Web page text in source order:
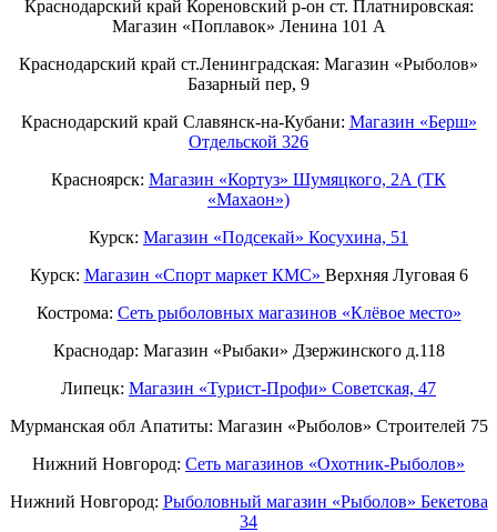
Краснодарский край Кореновский р-он ст. Платнировская:
Магазин «Поплавок» Ленина 101 А
Краснодарский край ст.Ленинградская: Магазин «Рыболов»
Базарный пер, 9
Краснодарский край Славянск-на-Кубани: Магазин «Берш»
Отдельской 326
Красноярск: Магазин «Кортуз» Шумяцкого, 2А (ТК
«Махаон»)
Курск: Магазин «Подсекай» Косухина, 51
Курск: Магазин «Спорт маркет КМС» Верхняя Луговая 6
Кострома: Сеть рыболовных магазинов «Клёвое место»
Краснодар: Магазин «Рыбаки» Дзержинского д.118
Липецк: Магазин «Турист-Профи» Советская, 47
Мурманская обл Апатиты: Магазин «Рыболов» Строителей 75
Нижний Новгород: Cеть магазинов «Охотник-Рыболов»
Нижний Новгород: Рыболовный магазин «Рыболов» Бекетова
34